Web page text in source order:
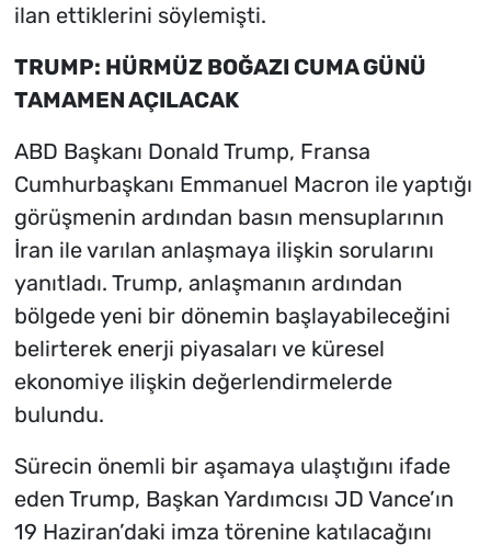
ilan ettiklerini söylemişti.
TRUMP: HÜRMÜZ BOĞAZI CUMA GÜNÜ
TAMAMEN AÇILACAK
ABD Başkanı Donald Trump, Fransa
Cumhurbaşkanı Emmanuel Macron ile yaptığı
görüşmenin ardından basın mensuplarının
İran ile varılan anlaşmaya ilişkin sorularını
yanıtladı. Trump, anlaşmanın ardından
bölgede yeni bir dönemin başlayabileceğini
belirterek enerji piyasaları ve küresel
ekonomiye ilişkin değerlendirmelerde
bulundu.
Sürecin önemli bir aşamaya ulaştığını ifade
eden Trump, Başkan Yardımcısı JD Vance’ın
19 Haziran’daki imza törenine katılacağını